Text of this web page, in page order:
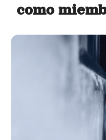
como